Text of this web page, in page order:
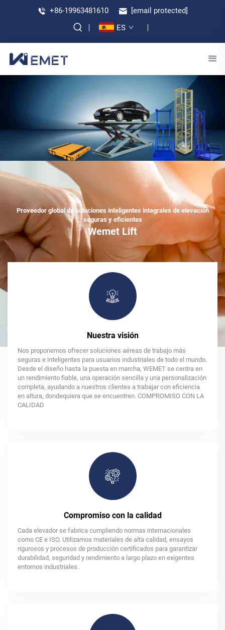
+86-19963481610
[email protected]
ES
Proveedor global de soluciones inteligentes integrales de elevación
seguras y eficientes
Wemet Lift
Nuestra visión
Nos proponemos ofrecer soluciones aéreas de trabajo más
seguras e inteligentes para usuarios industriales de todo el mundo.
Desde el diseño hasta la puesta en marcha, WEMET se centra en
un rendimiento fiable, una operación sencilla y una personalización
completa, ayudando a nuestros clientes a trabajar con eficiencia
en altura, dondequiera que se encuentren. COMPROMISO CON LA
CALIDAD
Compromiso con la calidad
Cada elevador se fabrica cumpliendo normas internacionales
como CE e ISO. Utilizamos materiales de alta calidad, ensayos
rigurosos y procesos de producción certificados para garantizar
durabilidad, seguridad y rendimiento a largo plazo en exigentes
entornos industriales.